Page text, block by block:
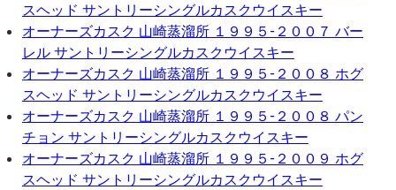
スヘッド サントリーシングルカスクウイスキー
オーナーズカスク 山崎蒸溜所 １９９５-２００７ バー
レル サントリーシングルカスクウイスキー
オーナーズカスク 山崎蒸溜所 １９９５-２００８ ホグ
スヘッド サントリーシングルカスクウイスキー
オーナーズカスク 山崎蒸溜所 １９９５-２００８ パン
チョン サントリーシングルカスクウイスキー
オーナーズカスク 山崎蒸溜所 １９９５-２００９ ホグ
スヘッド サントリーシングルカスクウイスキー